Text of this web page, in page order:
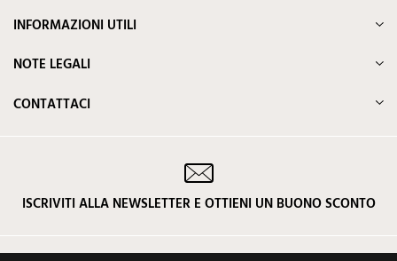
INFORMAZIONI UTILI
NOTE LEGALI
CONTATTACI
ISCRIVITI ALLA NEWSLETTER E OTTIENI UN BUONO SCONTO